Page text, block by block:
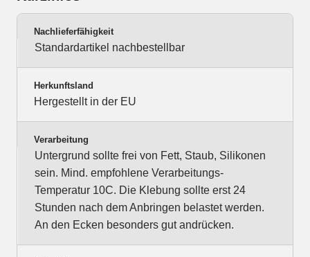
Nachlieferfähigkeit
Standardartikel nachbestellbar
Herkunftsland
Hergestellt in der EU
Verarbeitung
Untergrund sollte frei von Fett, Staub, Silikonen
sein. Mind. empfohlene Verarbeitungs-
Temperatur 10C. Die Klebung sollte erst 24
Stunden nach dem Anbringen belastet werden.
An den Ecken besonders gut andrücken.